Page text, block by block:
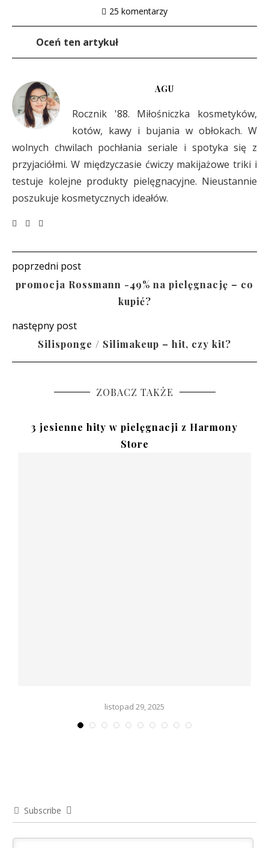
25 komentarzy
Oceń ten artykuł
AGU
Rocznik '88. Miłośniczka kosmetyków,
kotów, kawy i bujania w obłokach. W
wolnych chwilach pochłania seriale i spotyka się z
przyjaciółmi. W międzyczasie ćwiczy makijażowe triki i
testuje kolejne produkty pielęgnacyjne. Nieustannie
poszukuje kosmetycznych ideałów.
poprzedni post
promocja Rossmann -49% na pielęgnację – co
kupić?
następny post
Silisponge / Silimakeup – hit, czy kit?
ZOBACZ TAKŻE
3 jesienne hity w pielęgnacji z Harmony
Store
listopad 29, 2025
Subscribe